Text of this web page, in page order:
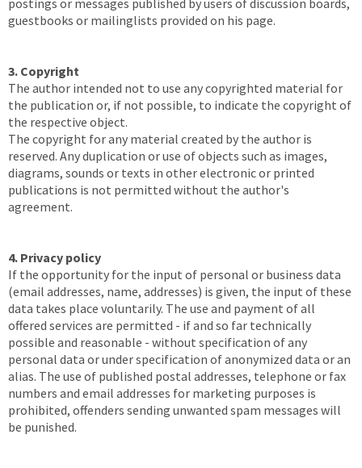
guestbooks or mailinglists provided on his page.
3. Copyright
The author intended not to use any copyrighted material for
the publication or, if not possible, to indicate the copyright of
the respective object.
The copyright for any material created by the author is
reserved. Any duplication or use of objects such as images,
diagrams, sounds or texts in other electronic or printed
publications is not permitted without the author's
agreement.
4. Privacy policy
If the opportunity for the input of personal or business data
(email addresses, name, addresses) is given, the input of these
data takes place voluntarily. The use and payment of all
offered services are permitted - if and so far technically
possible and reasonable - without specification of any
personal data or under specification of anonymized data or an
alias. The use of published postal addresses, telephone or fax
numbers and email addresses for marketing purposes is
prohibited, offenders sending unwanted spam messages will
be punished.